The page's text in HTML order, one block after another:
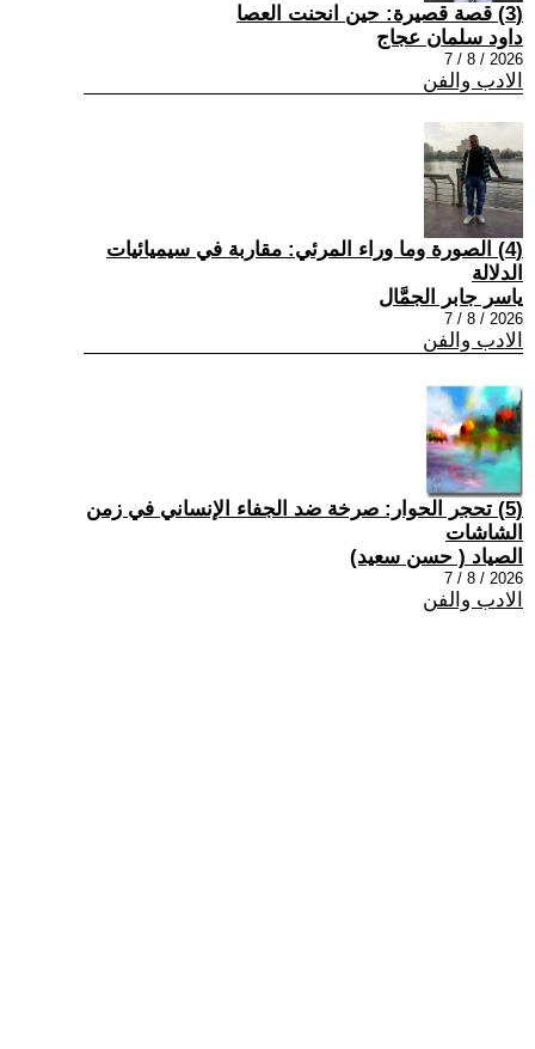
(3) قصة قصيرة: حين انحنت العصا
داود سلمان عجاج
2026 / 8 / 7
الادب والفن
(4) الصورة وما وراء المرئي: مقاربة في سيميائيات
الدلالة
ياسر جابر الجمَّال
2026 / 8 / 7
الادب والفن
(5) تحجر الحوار: صرخة ضد الجفاء الإنساني في زمن
الشاشات
الصياد ‏( حسن سعيد‏)
2026 / 8 / 7
الادب والفن